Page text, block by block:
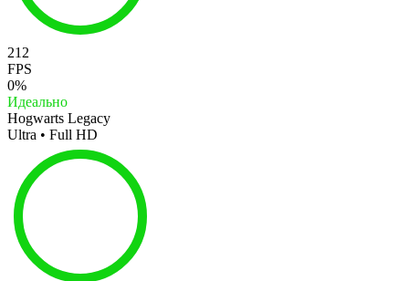
212
FPS
0%
Идеально
Hogwarts Legacy
Ultra • Full HD